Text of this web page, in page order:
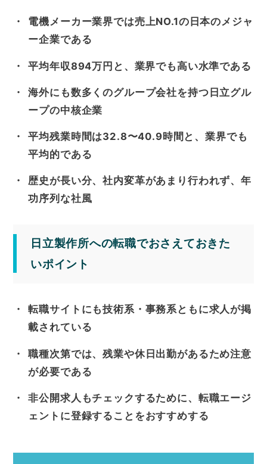
電機メーカー業界では売上NO.1の日本のメジャ
ー企業である
平均年収894万円と、業界でも高い水準である
海外にも数多くのグループ会社を持つ日立グル
ープの中核企業
平均残業時間は32.8〜40.9時間と、業界でも
平均的である
歴史が長い分、社内変革があまり行われず、年
功序列な社風
日立製作所への転職でおさえておきた
いポイント
転職サイトにも技術系・事務系ともに求人が掲
載されている
職種次第では、残業や休日出勤があるため注意
が必要である
非公開求人もチェックするために、転職エージ
ェントに登録することをおすすめする